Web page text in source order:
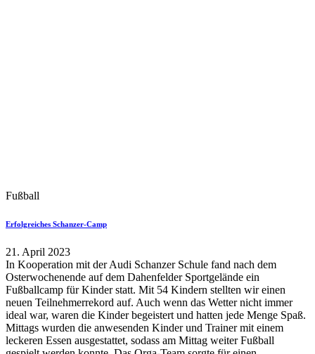
Fußball
Erfolgreiches Schanzer-Camp
21. April 2023
In Kooperation mit der Audi Schanzer Schule fand nach dem
Osterwochenende auf dem Dahenfelder Sportgelände ein
Fußballcamp für Kinder statt. Mit 54 Kindern stellten wir einen
neuen Teilnehmerrekord auf. Auch wenn das Wetter nicht immer
ideal war, waren die Kinder begeistert und hatten jede Menge Spaß.
Mittags wurden die anwesenden Kinder und Trainer mit einem
leckeren Essen ausgestattet, sodass am Mittag weiter Fußball